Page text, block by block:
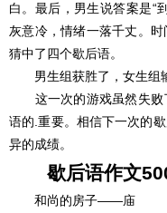
白。最后，男生说答案是
灰意冷，情绪一落千丈。
猜中了四个歇后语。
男生组获胜了，女生组输
这一次的游戏虽然失败
语的.重要。相信下一次的
异的成绩。
歇后语作文
和尚的房子――庙